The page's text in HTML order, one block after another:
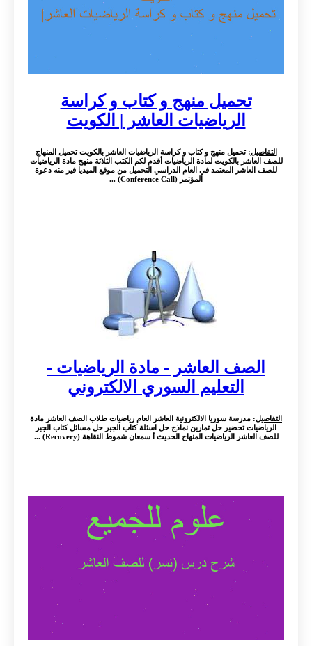
تحميل منهج و كتاب و كراسة
الرياضيات العاشر | الكويت
التفاصيل: تحميل منهج و كتاب و كراسة الرياضيات العاشر بالكويت تحميل المنهاج
للصف العاشر بالكويت لمادة الرياضيات أقدم لكم الكتب الثلاثة منهج مادة الرياضيات
للصف العاشر المعتمد في العام الدراسي التحميل من موقع الميديا فير منه دعوة
المؤتمر (Conference Call) ...
الصف العاشر - مادة الرياضيات -
التعليم السوري الالكتروني
التفاصيل: مدرسة سوريا الالكترونية العاشر العام رياضيات طلاب الصف العاشر مادة
الرياضيات تحضير حل تمارين نماذج حل اسئلة كتاب الجبر حل مسائل كتاب الجبر
للصف العاشر الرياضيات المنهاج الحديث أ سمعان شموط النقاهة (Recovery) ...